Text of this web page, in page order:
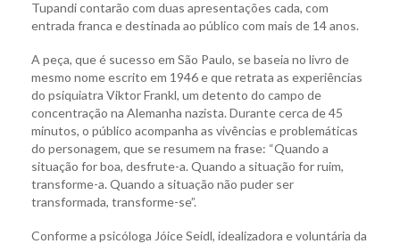
Tupandi contarão com duas apresentações cada, com
entrada franca e destinada ao público com mais de 14 anos.
A peça, que é sucesso em São Paulo, se baseia no livro de
mesmo nome escrito em 1946 e que retrata as experiências
do psiquiatra Viktor Frankl, um detento do campo de
concentração na Alemanha nazista. Durante cerca de 45
minutos, o público acompanha as vivências e problemáticas
do personagem, que se resumem na frase: “Quando a
situação for boa, desfrute-a. Quando a situação for ruim,
transforme-a. Quando a situação não puder ser
transformada, transforme-se”.
Conforme a psicóloga Jóice Seidl, idealizadora e voluntária da